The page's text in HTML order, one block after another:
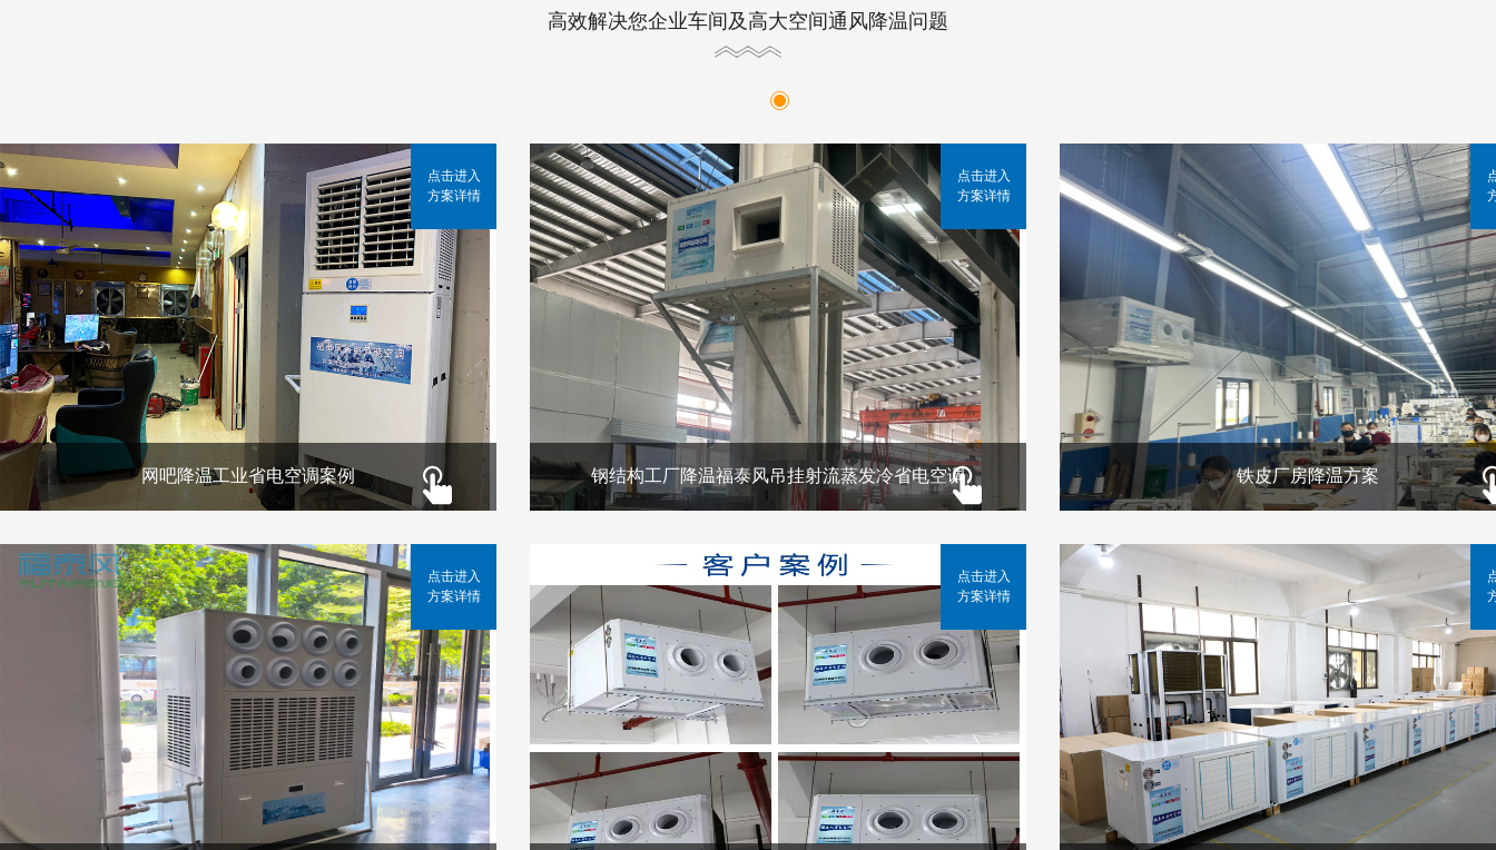
高效解决您企业车间及高大空间通风降温问题
网吧降温工业省电空调案例
点击进入
方案详情
钢结构工厂降温福泰风吊挂射流蒸发冷省电空调
点击进入
方案详情
铁皮厂房降温方案
点击进入
方案详情
点击进入
方案详情